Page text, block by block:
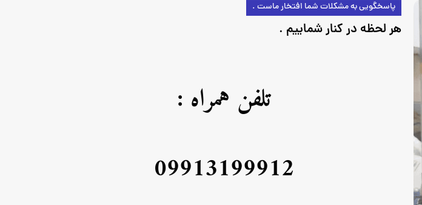
پاسخگویی به مشکلات شما افتخار ماست .
هر لحظه در کنار شماییم .
تلفن همراه :
09913199912